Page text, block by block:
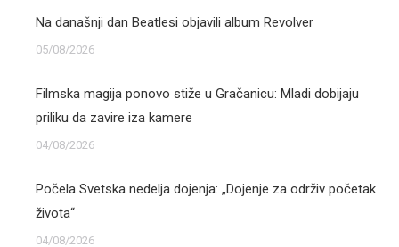
Na današnji dan Beatlesi objavili album Revolver
05/08/2026
Filmska magija ponovo stiže u Gračanicu: Mladi dobijaju
priliku da zavire iza kamere
04/08/2026
Počela Svetska nedelja dojenja: „Dojenje za održiv početak
života“
04/08/2026